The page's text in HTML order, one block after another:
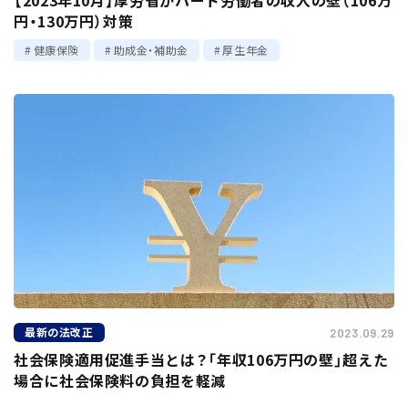
円・130万円）対策
健康保険 助成金・補助金 厚生年金
最新の法改正 2023.09.29
社会保険適用促進手当とは？「年収106万円の壁」超えた
場合に社会保険料の負担を軽減